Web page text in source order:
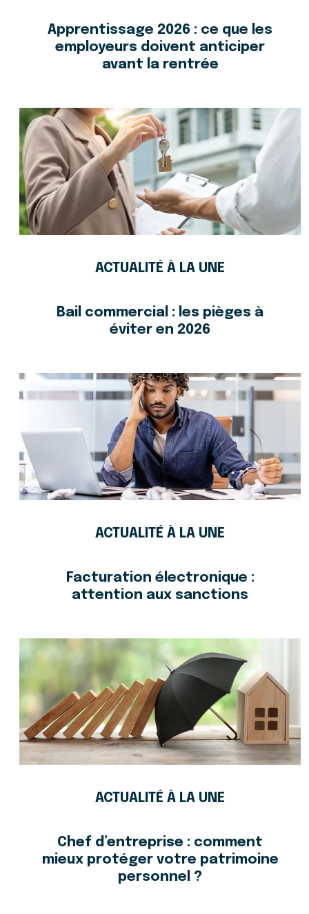
Apprentissage 2026 : ce que les
employeurs doivent anticiper
avant la rentrée
ACTUALITÉ À LA UNE
Bail commercial : les pièges à
éviter en 2026
ACTUALITÉ À LA UNE
Facturation électronique :
attention aux sanctions
ACTUALITÉ À LA UNE
Chef d’entreprise : comment
mieux protéger votre patrimoine
personnel ?